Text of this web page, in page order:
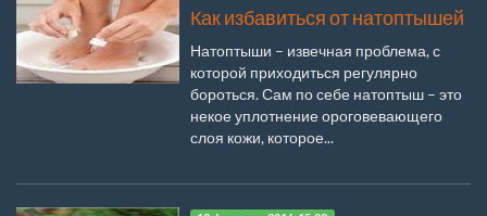
Как избавиться от натоптышей
Натоптыши – извечная проблема, с
которой приходиться регулярно
бороться. Сам по себе натоптыш – это
некое уплотнение ороговевающего
слоя кожи, которое...